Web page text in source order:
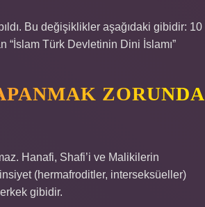
Bu değişiklikler aşağıdaki gibidir: 10
“İslam Türk Devletinin Dini İslamı”
ZORUNDA
Hanafi, Shafi’i ve Malikilerin
(hermafroditler, interseksüeller)
gibidir.